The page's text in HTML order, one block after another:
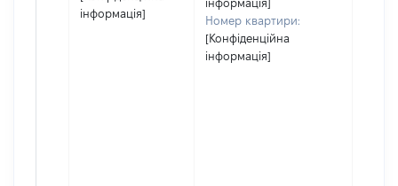
інформація]
інформація]
Номер квартири:
[Конфіденційна
інформація]